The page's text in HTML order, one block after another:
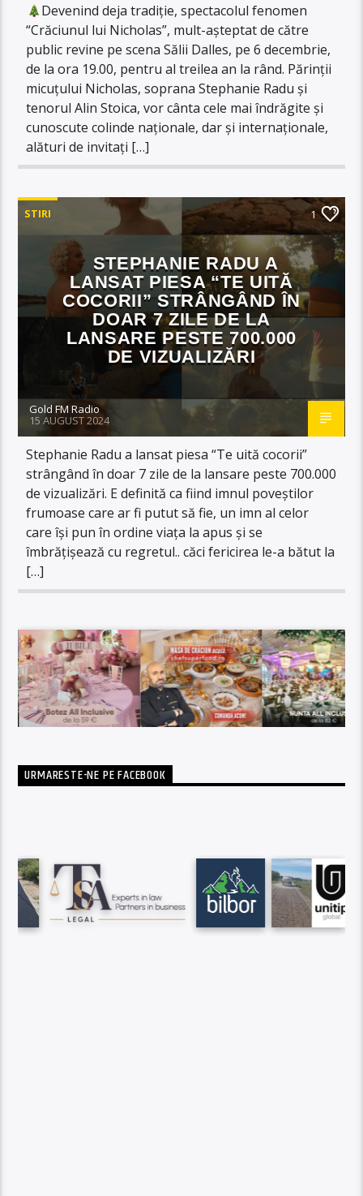
Devenind deja tradiție, spectacolul fenomen
“Crăciunul lui Nicholas”, mult-așteptat de către
public revine pe scena Sălii Dalles, pe 6 decembrie,
de la ora 19.00, pentru al treilea an la rând. Părinții
micuțului Nicholas, soprana Stephanie Radu și
tenorul Alin Stoica, vor cânta cele mai îndrăgite și
cunoscute colinde naționale, dar și internaționale,
alături de invitați […]
STIRI 1
STEPHANIE RADU A
LANSAT PIESA “TE UITĂ
COCORII” STRÂNGÂND ÎN
DOAR 7 ZILE DE LA
LANSARE PESTE 700.000
DE VIZUALIZĂRI
Gold FM Radio
15 AUGUST 2024
Stephanie Radu a lansat piesa “Te uită cocorii”
strângând în doar 7 zile de la lansare peste 700.000
de vizualizări. E definită ca fiind imnul poveștilor
frumoase care ar fi putut să fie, un imn al celor
care își pun în ordine viața la apus și se
îmbrățișează cu regretul.. căci fericirea le-a bătut la
[…]
URMARESTE-NE PE FACEBOOK